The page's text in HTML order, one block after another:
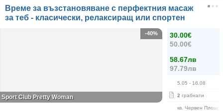
Време за възстановяване с перфектния масаж
за теб - класически, релаксиращ или спортен
30.00€
50.00€
58.67лв
97.79лв
5.05 - 16.08
2 грабнати
кв. Червен Площад
-40%
Sport Club Pretty Woman